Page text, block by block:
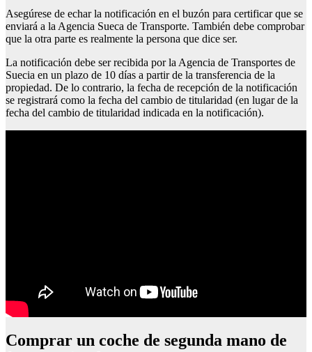
Asegúrese de echar la notificación en el buzón para certificar que se
enviará a la Agencia Sueca de Transporte. También debe comprobar
que la otra parte es realmente la persona que dice ser.
La notificación debe ser recibida por la Agencia de Transportes de
Suecia en un plazo de 10 días a partir de la transferencia de la
propiedad. De lo contrario, la fecha de recepción de la notificación
se registrará como la fecha del cambio de titularidad (en lugar de la
fecha del cambio de titularidad indicada en la notificación).
comprar un coche de segunda mano de